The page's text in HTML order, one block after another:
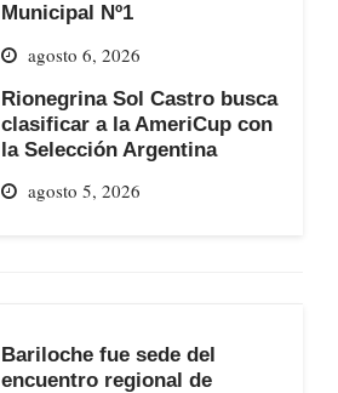
Municipal Nº1
agosto 6, 2026
Rionegrina Sol Castro busca
clasificar a la AmeriCup con
la Selección Argentina
agosto 5, 2026
Bariloche fue sede del
encuentro regional de